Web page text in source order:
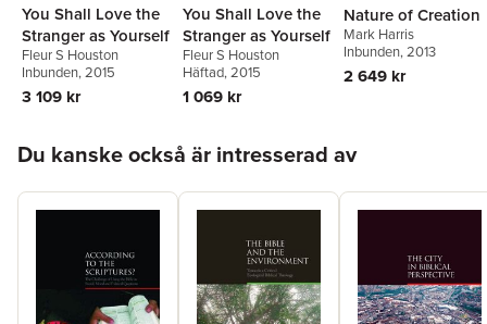
You Shall Love the
Stranger as Yourself
Fleur S Houston
Inbunden, 2015
3 109 kr
You Shall Love the
Stranger as Yourself
Fleur S Houston
Häftad, 2015
1 069 kr
Nature of Creation
Mark Harris
Inbunden, 2013
2 649 kr
Du kanske också är intresserad av